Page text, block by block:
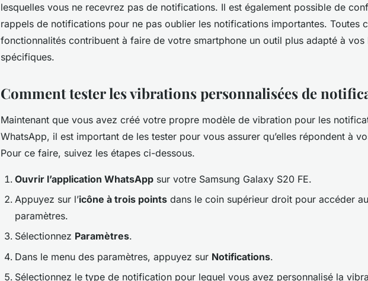
lesquelles vous ne recevrez pas de notifications. Il est également possible de
rappels de notifications pour ne pas oublier les notifications importantes. Toutes
fonctionnalités contribuent à faire de votre smartphone un outil plus adapté à vos
spécifiques.
Comment tester les vibrations personnalisées de
Maintenant que vous avez créé votre propre modèle de vibration pour les
WhatsApp, il est important de les tester pour vous assurer qu’elles répondent à
Pour ce faire, suivez les étapes ci-dessous.
Ouvrir l’application WhatsApp sur votre Samsung Galaxy S20 FE.
Appuyez sur l’icône à trois points dans le coin supérieur droit pour accéder
paramètres.
Sélectionnez Paramètres.
Dans le menu des paramètres, appuyez sur Notifications.
Sélectionnez le type de notification pour lequel vous avez personnalisé la